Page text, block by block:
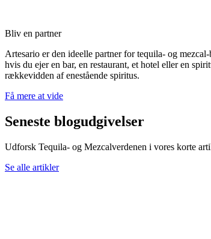
Bliv en partner
Artesario er den ideelle partner for tequila- og
hvis du ejer en bar, en restaurant, et hotel eller en
rækkevidden af enestående spiritus.
Få mere at vide
Seneste blogudgivelser
Udforsk Tequila- og Mezcalverdenen i vores korte
Se alle artikler